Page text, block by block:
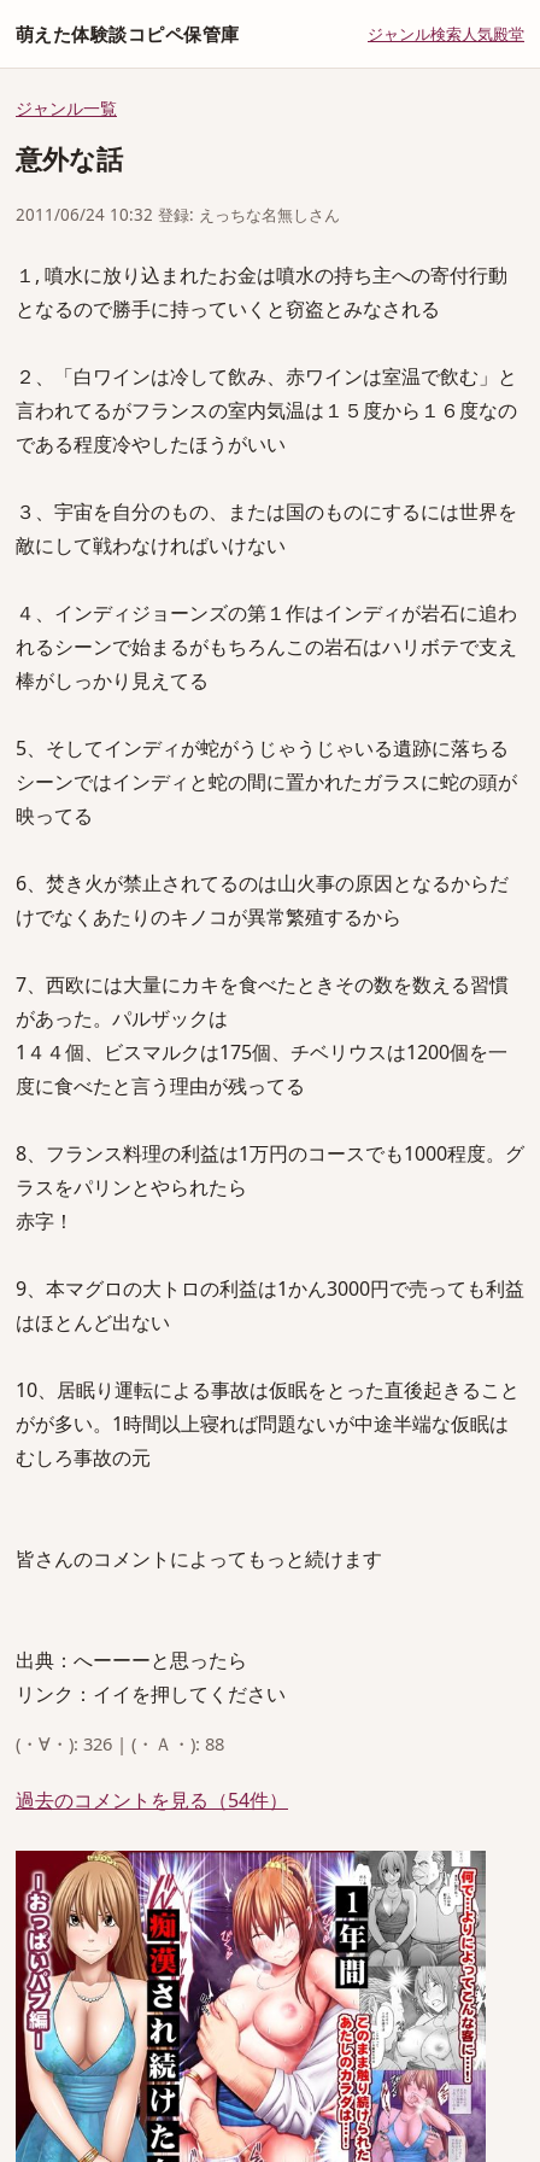
萌えた体験談コピペ保管庫 ジャンル検索人気殿堂
ジャンル一覧
意外な話
2011/06/24 10:32 登録: えっちな名無しさん
１, 噴水に放り込まれたお金は噴水の持ち主への寄付行動
となるので勝手に持っていくと窃盗とみなされる
２、「白ワインは冷して飲み、赤ワインは室温で飲む」と
言われてるがフランスの室内気温は１５度から１６度なの
である程度冷やしたほうがいい
３、宇宙を自分のもの、または国のものにするには世界を
敵にして戦わなければいけない
４、インディジョーンズの第１作はインディが岩石に追わ
れるシーンで始まるがもちろんこの岩石はハリボテで支え
棒がしっかり見えてる
5、そしてインディが蛇がうじゃうじゃいる遺跡に落ちる
シーンではインディと蛇の間に置かれたガラスに蛇の頭が
映ってる
6、焚き火が禁止されてるのは山火事の原因となるからだ
けでなくあたりのキノコが異常繁殖するから
7、西欧には大量にカキを食べたときその数を数える習慣
があった。パルザックは
1４４個、ビスマルクは175個、チベリウスは1200個を一
度に食べたと言う理由が残ってる
8、フランス料理の利益は1万円のコースでも1000程度。グ
ラスをパリンとやられたら
赤字！
9、本マグロの大トロの利益は1かん3000円で売っても利益
はほとんど出ない
10、居眠り運転による事故は仮眠をとった直後起きること
がが多い。1時間以上寝れば問題ないが中途半端な仮眠は
むしろ事故の元
皆さんのコメントによってもっと続けます
出典：へーーーと思ったら
リンク：イイを押してください
(・∀・): 326 | (・Ａ・): 88
過去のコメントを見る（54件）